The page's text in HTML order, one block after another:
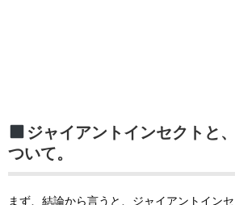
ジャイアントインセクトと
ついて。
まず、結論から言うと、ジャイアントインセ